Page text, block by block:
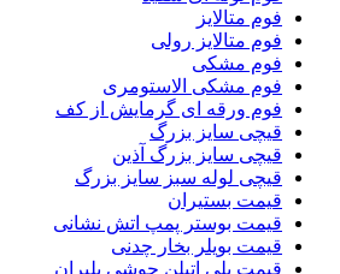
فوم متالایز
فوم متالایز رولی
فوم مشکی
فوم مشکی الاستومری
فوم ورقه ای گرمایش از کف
قیچی سایز بزرگ
قیچی سایز بزرگ آذین
قیچی لوله سبز سایز بزرگ
قیمت بستیران
قیمت بوستر پمپ اتش نشانی
قیمت بویلر بخار چدنی
قیمت پلی اتیلن جوشی پلیران